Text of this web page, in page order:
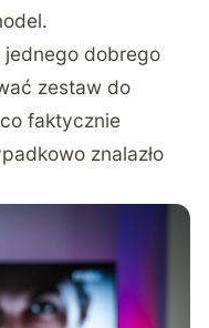
jednego dobrego
zestaw do
faktycznie
znalazło